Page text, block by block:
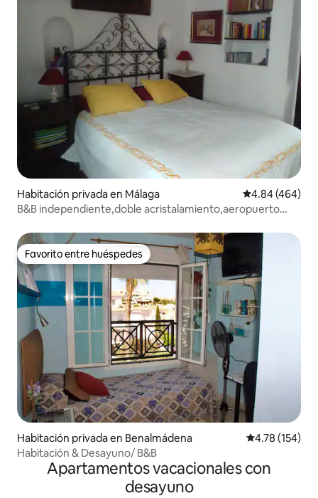
Habitación privada en Málaga Calificación
4.84 (464)
B&B independiente,doble acristalamiento,aeropuerto
Favorito entre huéspedes
Favorito entre huéspedes
Habitación privada en Benalmádena Calificación
4.78 (154)
Habitación & Desayuno/ B&B
Apartamentos vacacionales con
desayuno